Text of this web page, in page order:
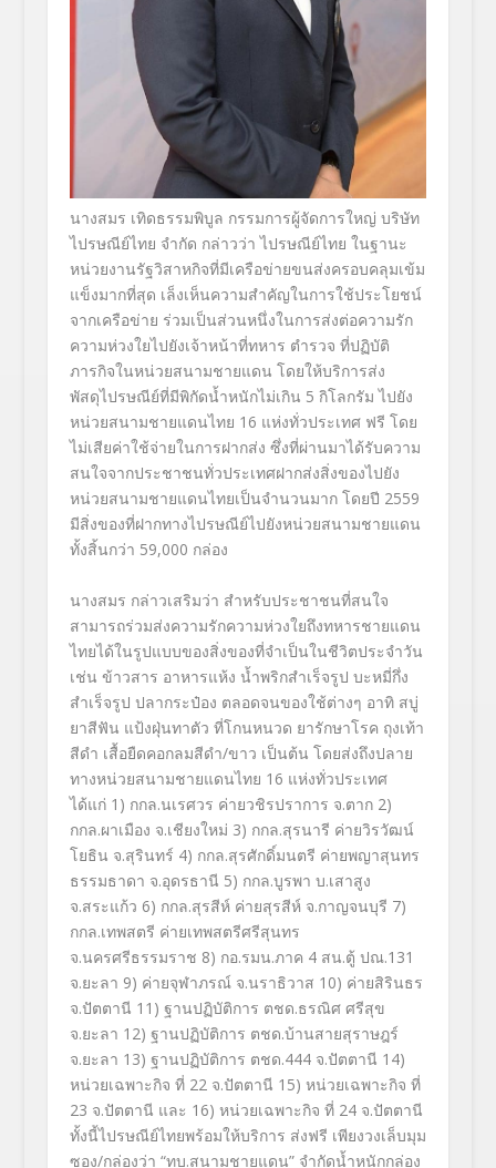
นางสมร เทิดธรรมพิบูล กรรมการผู้จัดการใหญ่ บริษัท
ไปรษณีย์ไทย จำกัด กล่าวว่า ไปรษณีย์ไทย ในฐานะ
หน่วยงานรัฐวิสาหกิจที่มีเครือข่ายขนส่งครอบคลุมเข้ม
แข็งมากที่สุด เล็งเห็นความสำคัญในการใช้ประโยชน์
จากเครือข่าย ร่วมเป็นส่วนหนึ่งในการส่งต่อความรัก
ความห่วงใยไปยังเจ้าหน้าที่ทหาร ตำรวจ ที่ปฏิบัติ
ภารกิจในหน่วยสนามชายแดน โดยให้บริการส่ง
พัสดุไปรษณีย์ที่มีพิกัดน้ำหนักไม่เกิน 5 กิโลกรัม ไปยัง
หน่วยสนามชายแดนไทย 16 แห่งทั่วประเทศ ฟรี โดย
ไม่เสียค่าใช้จ่ายในการฝากส่ง ซึ่งที่ผ่านมาได้รับความ
สนใจจากประชาชนทั่วประเทศฝากส่งสิ่งของไปยัง
หน่วยสนามชายแดนไทยเป็นจำนวนมาก โดยปี 2559
มีสิ่งของที่ฝากทางไปรษณีย์ไปยังหน่วยสนามชายแดน
ทั้งสิ้นกว่า 59,000 กล่อง
นางสมร กล่าวเสริมว่า สำหรับประชาชนที่สนใจ
สามารถร่วมส่งความรักความห่วงใยถึงทหารชายแดน
ไทยได้ในรูปแบบของสิ่งของที่จำเป็นในชีวิตประจำวัน
เช่น ข้าวสาร อาหารแห้ง น้ำพริกสำเร็จรูป บะหมี่กึ่ง
สำเร็จรูป ปลากระป๋อง ตลอดจนของใช้ต่างๆ อาทิ สบู่
ยาสีฟัน แป้งฝุ่นทาตัว ที่โกนหนวด ยารักษาโรค ถุงเท้า
สีดำ เสื้อยืดคอกลมสีดำ/ขาว เป็นต้น โดยส่งถึงปลาย
ทางหน่วยสนามชายแดนไทย 16 แห่งทั่วประเทศ
ได้แก่ 1) กกล.นเรศวร ค่ายวชิรปราการ จ.ตาก 2)
กกล.ผาเมือง จ.เชียงใหม่ 3) กกล.สุรนารี ค่ายวิรวัฒน์
โยธิน จ.สุรินทร์ 4) กกล.สุรศักดิ์มนตรี ค่ายพญาสุนทร
ธรรมธาดา จ.อุดรธานี 5) กกล.บูรพา บ.เสาสูง
จ.สระแก้ว 6) กกล.สุรสีห์ ค่ายสุรสีห์ จ.กาญจนบุรี 7)
กกล.เทพสตรี ค่ายเทพสตรีศรีสุนทร
จ.นครศรีธรรมราช 8) กอ.รมน.ภาค 4 สน.ตู้ ปณ.131
จ.ยะลา 9) ค่ายจุฬาภรณ์ จ.นราธิวาส 10) ค่ายสิรินธร
จ.ปัตตานี 11) ฐานปฏิบัติการ ตชด.ธรณิศ ศรีสุข
จ.ยะลา 1 2) ฐานปฏิบัติการ ตชด.บ้านสายสุราษฎร์
จ.ยะลา 13) ฐานปฏิบัติการ ตชด.444 จ.ปัตตานี 14)
หน่วยเฉพาะกิจ ที่ 22 จ.ปัตตานี 15) หน่วยเฉพาะกิจ ที่
23 จ.ปัตตานี และ 1 6) หน่วยเฉพาะกิจ ที่ 24 จ.ปัตตานี
ทั้งนี้ไปรษณีย์ไทยพร้อมให้บริการ ส่งฟรี เพียงวงเล็บมุม
ซอง/กล่องว่า “ทบ.สนามชายแดน” จำกัดน้ำหนักกล่อง